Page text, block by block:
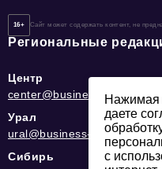
16+ Сайт может содержать контент, не
Региональные
Центр
center@business-
Урал
ural@business-
Сибирь
Нажимая
даете
с